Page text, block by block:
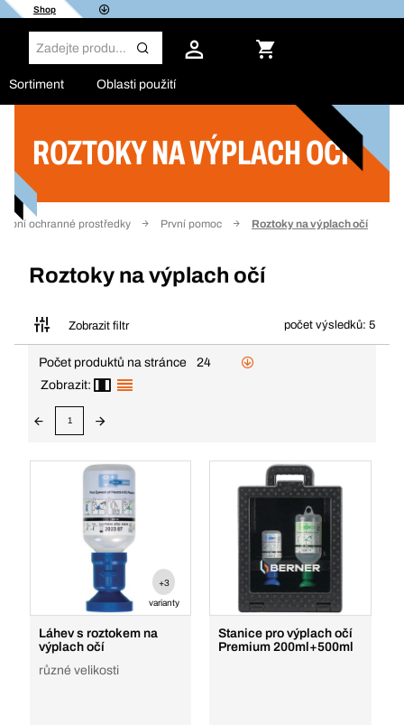
Shop
Sortiment Oblasti použití
ROZTOKY NA VÝPLACH OČÍ
ochranné prostředky První pomoc Roztoky na výplach očí
Roztoky na výplach očí
Zobrazit filtr počet výsledků: 5
Filtr
Počet produktů na stránce
24
Zobrazit:
1
+3
varianty
Láhev s roztokem na
výplach očí
různé velikosti
Stanice pro výplach očí
Premium 200ml+500ml